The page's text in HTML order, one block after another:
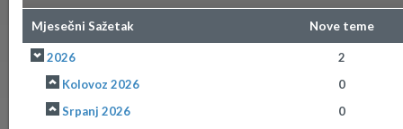
Mjesečni Sažetak Nove teme
2026
2
Kolovoz 2026
0
Srpanj 2026
0